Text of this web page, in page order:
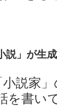
説」が生
小説家
を書い